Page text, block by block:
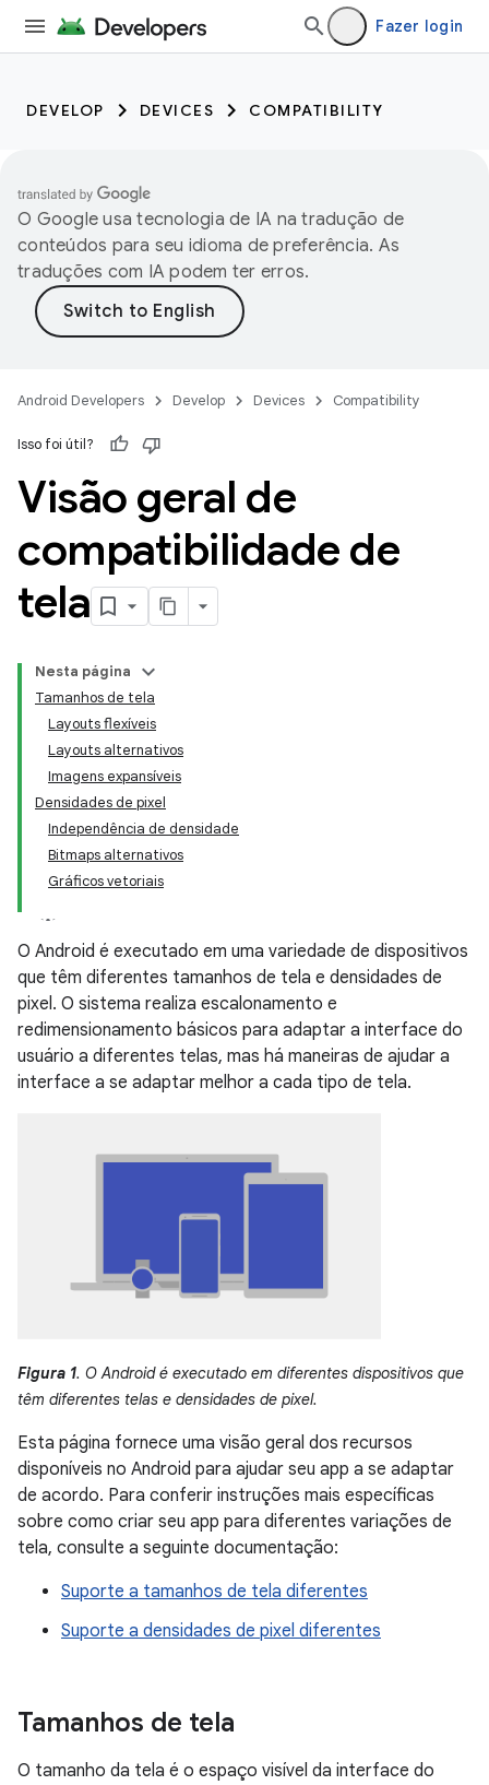
Fazer login
DEVELOP DEVICES COMPATIBILITY
O Google usa tecnologia de IA na tradução de
conteúdos para seu idioma de preferência. As
traduções com IA podem ter erros.
Android Developers Develop Devices Compatibility
Isso foi útil?
Visão geral de
compatibilidade de
tela
Nesta página
Tamanhos de tela
Layouts flexíveis
Layouts alternativos
Imagens expansíveis
Densidades de pixel
Independência de densidade
Bitmaps alternativos
Gráficos vetoriais
O Android é executado em uma variedade de dispositivos
que têm diferentes tamanhos de tela e densidades de
pixel. O sistema realiza escalonamento e
redimensionamento básicos para adaptar a interface do
usuário a diferentes telas, mas há maneiras de ajudar a
interface a se adaptar melhor a cada tipo de tela.
Figura 1. O Android é executado em diferentes dispositivos que
têm diferentes telas e densidades de pixel.
Esta página fornece uma visão geral dos recursos
disponíveis no Android para ajudar seu app a se adaptar
de acordo. Para conferir instruções mais específicas
sobre como criar seu app para diferentes variações de
tela, consulte a seguinte documentação:
Suporte a tamanhos de tela diferentes
Suporte a densidades de pixel diferentes
Tamanhos de tela
O tamanho da tela é o espaço visível da interface do